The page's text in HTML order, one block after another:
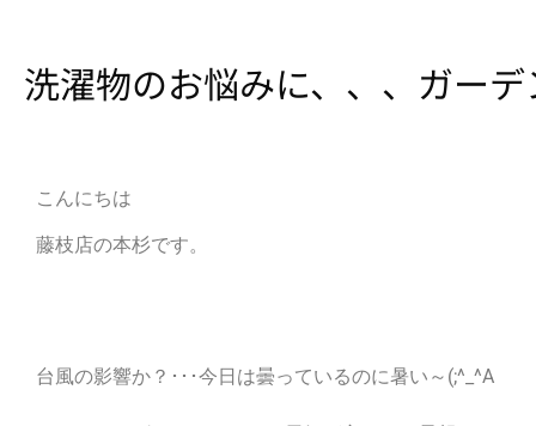
洗濯物のお悩みに、、、ガー
こんにちは
藤枝店の本杉です。
台風の影響か？･･･今日は曇っているのに暑い～(;^_^A